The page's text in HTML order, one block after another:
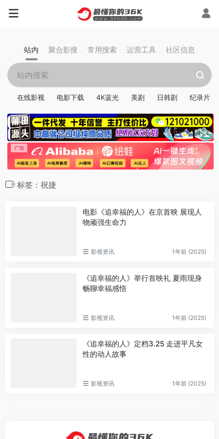
站内 聚合影搜 常用搜索 运营工具 社区信息
在线影视 电影下载 4K蓝光 美剧 日韩剧 纪录片
标签：祝捷
电影《追幸福的人》在京首映 展现人
物顽强生命力
影视资讯 1年前 (2025)
《追幸福的人》举行首映礼 夏雨现身
畅聊幸福感悟
影视资讯 1年前 (2025)
《追幸福的人》定档3.25 走进平凡女
性的动人故事
影视资讯 1年前 (2025)